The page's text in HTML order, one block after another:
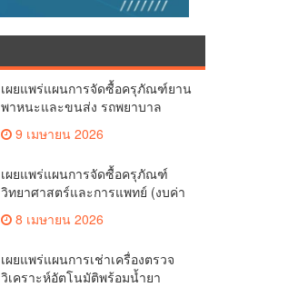
เผยแพร่แผนการจัดซื้อครุภัณฑ์ยาน
พาหนะและขนส่ง รถพยาบาล
9 เมษายน 2026
เผยแพร่แผนการจัดซื้อครุภัณฑ์
วิทยาศาสตร์และการแพทย์ (งบค่า
8 เมษายน 2026
เผยแพร่แผนการเช่าเครื่องตรวจ
วิเคราะห์อัตโนมัติพร้อมน้ำยา